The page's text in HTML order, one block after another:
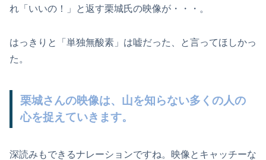
れ「いいの！」と返す栗城氏の映像が・・・。
はっきりと「単独無酸素」は嘘だった、と言ってほしかっ
た。
栗城さんの映像は、山を知らない多くの人の
心を捉えていきます。
深読みもできるナレーションですね。映像とキャッチーな